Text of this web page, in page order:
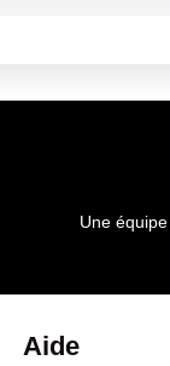
Une
Aide